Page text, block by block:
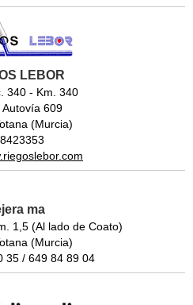
LEBOR
340 - Km. 340
Autovía 609
(Murcia)
ma
1,5 (Al lado de Coato)
(Murcia)
35 / 649 84 89 04